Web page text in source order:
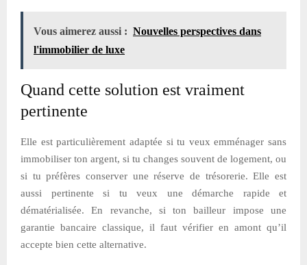
Vous aimerez aussi : Nouvelles perspectives dans
l'immobilier de luxe
Quand cette solution est vraiment
pertinente
Elle est particulièrement adaptée si tu veux emménager sans
immobiliser ton argent, si tu changes souvent de logement, ou
si tu préfères conserver une réserve de trésorerie. Elle est
aussi pertinente si tu veux une démarche rapide et
dématérialisée. En revanche, si ton bailleur impose une
garantie bancaire classique, il faut vérifier en amont qu’il
accepte bien cette alternative.